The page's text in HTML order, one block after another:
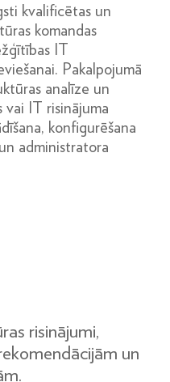
kvalificētas un
komandas
IT
Pakalpojumā
analīze un
vai IT risinājuma
konfigurēšana
administratora
risinājumi,
un